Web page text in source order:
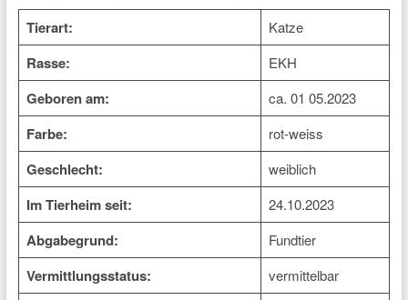
Tierart: Katze
Rasse: EKH
Geboren am: ca. 01 05.2023
Farbe: rot-weiss
Geschlecht: weiblich
Im Tierheim seit: 24.10.2023
Abgabegrund: Fundtier
Vermittlungsstatus: vermittelbar